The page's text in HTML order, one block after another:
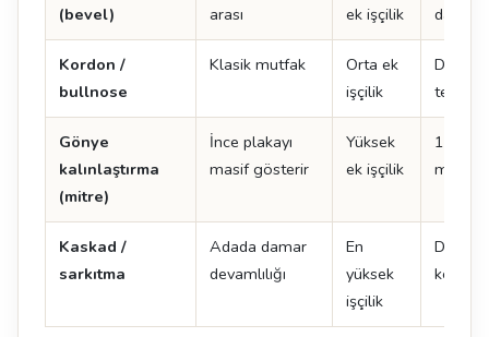
(bevel)
arası
ek işçilik
Kordon /
bullnose
Klasik mutfak
Orta ek
işçilik
Doğal
tercih
Gönye
kalınlaştırma
(mitre)
İnce plakayı
masif gösterir
Yüksek
ek işçilik
12
mm
Kaskad /
sarkıtma
Adada damar
devamlılığı
En
yüksek
işçilik
Damar